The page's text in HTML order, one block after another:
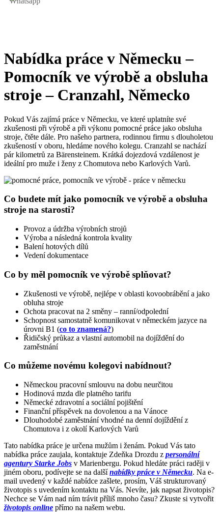
Nabídka práce v Německu –
Pomocník ve výrobě a obsluha
stroje – Cranzahl, Německo
Pokud Vás zajímá práce v Německu, ve které uplatníte své
zkušenosti při výrobě a při výkonu pomocné práce jako obsluha
stroje, čtěte dále. Pro našeho partnera, rodinnou firmu s dlouholetou
zkušeností v oboru, hledáme nového kolegu. Cranzahl se nachází
pár kilometrů za Bärensteinem. Krátká dojezdová vzdálenost je
ideální pro muže i ženy z Chomutova nebo Karlových Varů.
Co budete mít jako pomocník ve výrobě a obsluha
stroje na starosti?
Provoz a údržba výrobních strojů
Výroba a následná kontrola kvality
Balení hotových dílů
Vedení dokumentace
Co by měl pomocník ve výrobě splňovat?
Zkušenosti ve výrobě, nejlépe v oblasti kovoobrábění a jako
obluha stroje
Ochota pracovat na 2 směny – ranní/odpolední
Schopnost samostatně komunikovat v německém jazyce na
úrovni B1 (co to znamená?)
Řidičský průkaz a vlastní automobil na dojíždění do
zaměstnání
Co můžeme novému kolegovi nabídnout?
Německou pracovní smlouvu na dobu neurčitou
Hodinová mzda dle platného tarifu
Německé zdravotní a sociální pojištění
Finanční příspěvek na dovolenou a na Vánoce
Dlouhodobé zaměstnání vhodné na denní dojíždění z
Chomutova i z okolí Karlových Varů
Tato nabídka práce je určena mužům i ženám. Pokud Vás tato
nabídka práce zaujala, kontaktuje Zdeňka Drozdu z personální
agentury Starke Jobs v Marienbergu. Pokud hledáte práci raději v
jiném oboru, podívejte se na dalšínabídky práce v Německu. Na e-
mail uvedený v každé nabídce zašlete, prosím, Váš strukturovaný
životopis s uvedením kontaktu na Vás. Nevíte, jak napsat životopis?
Nechce se Vám nad ním trávit příliš mnoho času? Zkuste si vytvořit
životopis online přímo na našem webu.